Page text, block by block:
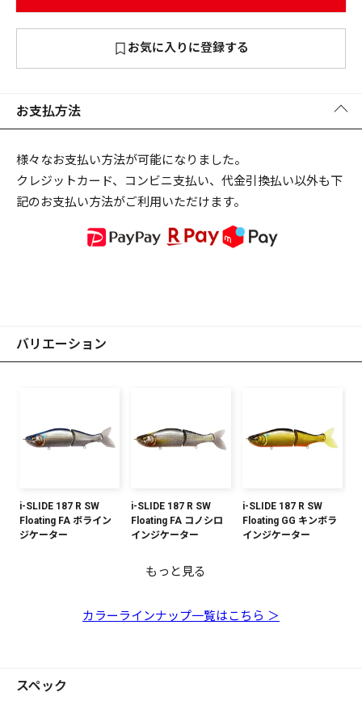
2026NEW PRODUCTS
リセット この内容で検索する
お気に入りに登録する
お支払方法
様々なお支払い方法が可能になりました。
クレジットカード、コンビニ支払い、代金引換払い以外も下
記のお支払い方法がご利用いただけます。
バリエーション
i-SLIDE 187 R SW
Floating FA ボライン
ジケーター
i-SLIDE 187 R SW
Floating FA コノシロ
インジケーター
i-SLIDE 187 R SW
Floating GG キンボラ
インジケーター
レインボー
バック
グレッドヘッド
もっと見る
カラーラインナップ一覧はこちら ＞
スペック